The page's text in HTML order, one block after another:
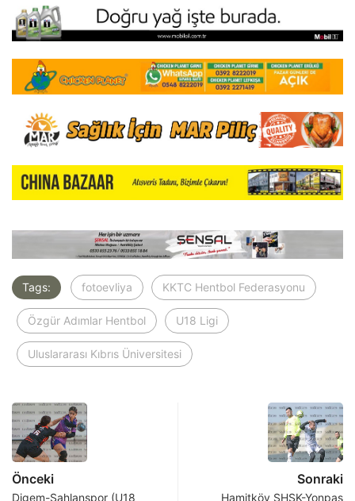
Tags: fotoevliya KKTC Hentbol Federasyonu
Özgür Adımlar Hentbol U18 Ligi
Uluslararası Kıbrıs Üniversitesi
Önceki
Digem-Şahlanspor (U18
Sonraki
Hamitköy ŞHSK-Yonpaş